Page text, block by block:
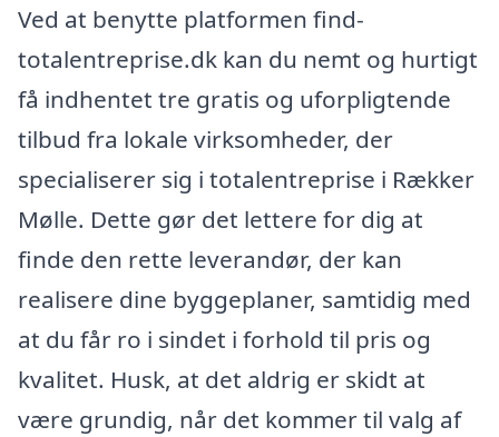
Ved at benytte platformen find-
totalentreprise.dk kan du nemt og hurtigt
få indhentet tre gratis og uforpligtende
tilbud fra lokale virksomheder, der
specialiserer sig i totalentreprise i Rækker
Mølle. Dette gør det lettere for dig at
finde den rette leverandør, der kan
realisere dine byggeplaner, samtidig med
at du får ro i sindet i forhold til pris og
kvalitet. Husk, at det aldrig er skidt at
være grundig, når det kommer til valg af